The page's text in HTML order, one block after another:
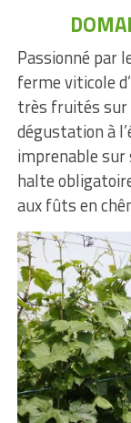
Passionné par
ferme viticole
très fruités sur
dégustation à
imprenable sur
halte
aux fûts en